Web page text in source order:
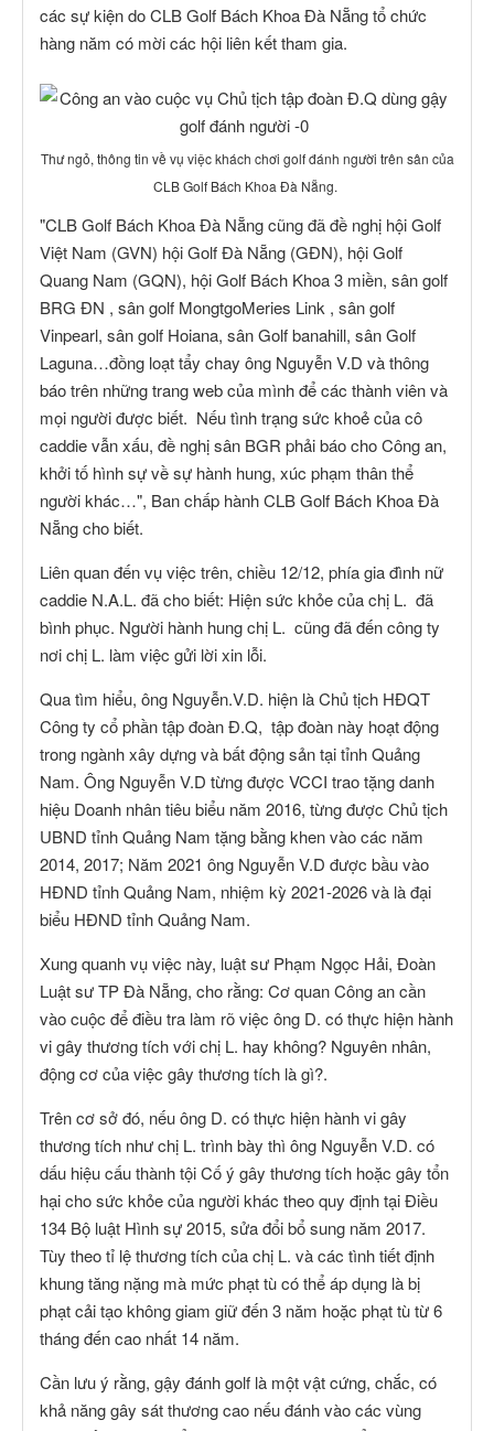
các sự kiện do CLB Golf Bách Khoa Đà Nẵng tổ chức
hàng năm có mời các hội liên kết tham gia.
Thư ngỏ, thông tin về vụ việc khách chơi golf đánh người trên sân của
CLB Golf Bách Khoa Đà Nẵng.
"CLB Golf Bách Khoa Đà Nẵng cũng đã đề nghị hội Golf
Việt Nam (GVN) hội Golf Đà Nẵng (GĐN), hội Golf
Quang Nam (GQN), hội Golf Bách Khoa 3 miền, sân golf
BRG ĐN , sân golf MongtgoMeries Link , sân golf
Vinpearl, sân golf Hoiana, sân Golf banahill, sân Golf
Laguna…đồng loạt tẩy chay ông Nguyễn V.D và thông
báo trên những trang web của mình để các thành viên và
mọi người được biết. Nếu tình trạng sức khoẻ của cô
caddie vẫn xấu, đề nghị sân BGR phải báo cho Công an,
khởi tố hình sự về sự hành hung, xúc phạm thân thể
người khác…", Ban chấp hành CLB Golf Bách Khoa Đà
Nẵng cho biết.
Liên quan đến vụ việc trên, chiều 12/12, phía gia đình nữ
caddie N.A.L. đã cho biết: Hiện sức khỏe của chị L. đã
bình phục. Người hành hung chị L. cũng đã đến công ty
nơi chị L. làm việc gửi lời xin lỗi.
Qua tìm hiểu, ông Nguyễn.V.D. hiện là Chủ tịch HĐQT
Công ty cổ phần tập đoàn Đ.Q, tập đoàn này hoạt động
trong ngành xây dựng và bất động sản tại tỉnh Quảng
Nam. Ông Nguyễn V.D từng được VCCI trao tặng danh
hiệu Doanh nhân tiêu biểu năm 2016, từng được Chủ tịch
UBND tỉnh Quảng Nam tặng bằng khen vào các năm
2014, 2017; Năm 2021 ông Nguyễn V.D được bầu vào
HĐND tỉnh Quảng Nam, nhiệm kỳ 2021-2026 và là đại
biểu HĐND tỉnh Quảng Nam.
Xung quanh vụ việc này, luật sư Phạm Ngọc Hải, Đoàn
Luật sư TP Đà Nẵng, cho rằng: Cơ quan Công an cần
vào cuộc để điều tra làm rõ việc ông D. có thực hiện hành
vi gây thương tích với chị L. hay không? Nguyên nhân,
động cơ của việc gây thương tích là gì?.
Trên cơ sở đó, nếu ông D. có thực hiện hành vi gây
thương tích như chị L. trình bày thì ông Nguyễn V.D. có
dấu hiệu cấu thành tội Cố ý gây thương tích hoặc gây tổn
hại cho sức khỏe của người khác theo quy định tại Điều
134 Bộ luật Hình sự 2015, sửa đổi bổ sung năm 2017.
Tùy theo tỉ lệ thương tích của chị L. và các tình tiết định
khung tăng nặng mà mức phạt tù có thể áp dụng là bị
phạt cải tạo không giam giữ đến 3 năm hoặc phạt tù từ 6
tháng đến cao nhất 14 năm.
Cần lưu ý rằng, gậy đánh golf là một vật cứng, chắc, có
khả năng gây sát thương cao nếu đánh vào các vùng